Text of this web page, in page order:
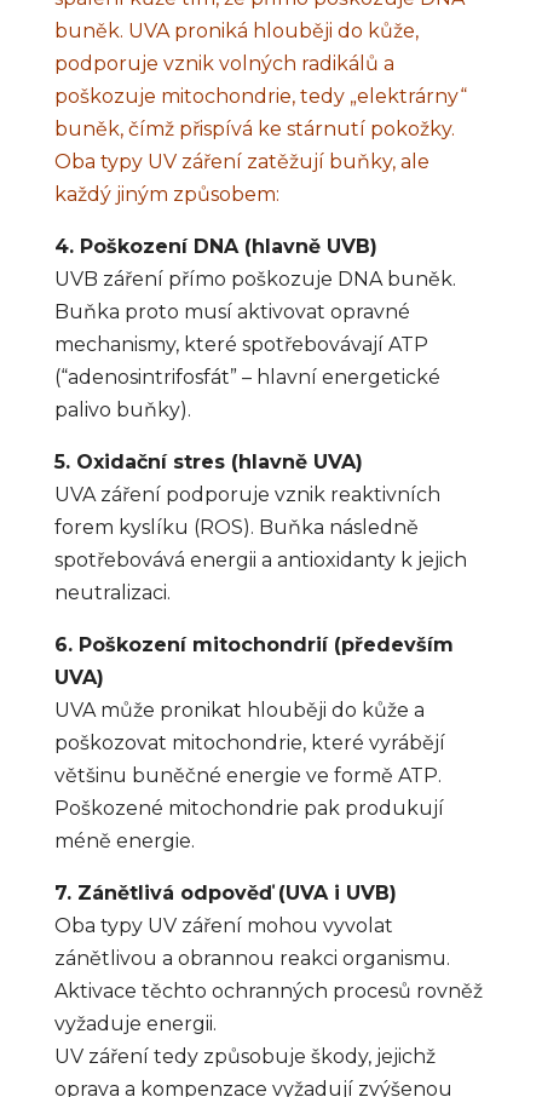
buněk. UVA proniká hlouběji do kůže,
podporuje vznik volných radikálů a
poškozuje mitochondrie, tedy „elektrárny“
buněk, čímž přispívá ke stárnutí pokožky.
Oba typy UV záření zatěžují buňky, ale
každý jiným způsobem:
4. Poškození DNA (hlavně UVB)
UVB záření přímo poškozuje DNA buněk.
Buňka proto musí aktivovat opravné
mechanismy, které spotřebovávají ATP
(“adenosintrifosfát” – hlavní energetické
palivo buňky).
5. Oxidační stres (hlavně UVA)
UVA záření podporuje vznik reaktivních
forem kyslíku (ROS). Buňka následně
spotřebovává energii a antioxidanty k jejich
neutralizaci.
6. Poškození mitochondrií (především
UVA)
UVA může pronikat hlouběji do kůže a
poškozovat mitochondrie, které vyrábějí
většinu buněčné energie ve formě ATP.
Poškozené mitochondrie pak produkují
méně energie.
7. Zánětlivá odpověď (UVA i UVB)
Oba typy UV záření mohou vyvolat
zánětlivou a obrannou reakci organismu.
Aktivace těchto ochranných procesů rovněž
vyžaduje energii.
UV záření tedy způsobuje škody, jejichž
oprava a kompenzace vyžadují zvýšenou